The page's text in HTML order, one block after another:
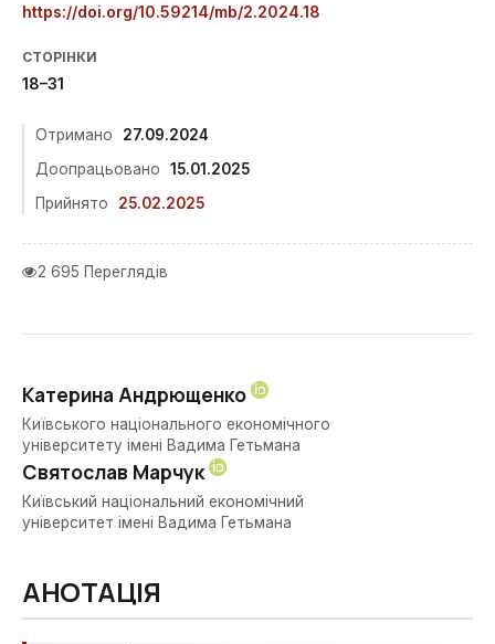
https://doi.org/10.59214/mb/2.2024.18
СТОРІНКИ
18–31
Отримано
27.09.2024
Доопрацьовано
15.01.2025
Прийнято
25.02.2025
2 695 Переглядів
Катерина Андрющенко
Київського національного економічного
університету імені Вадима Гетьмана
Святослав Марчук
Київський національний економічний
університет імені Вадима Гетьмана
АНОТАЦІЯ